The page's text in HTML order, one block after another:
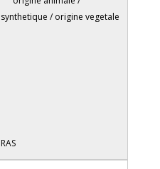
synthetique / origine vegetale
RAS